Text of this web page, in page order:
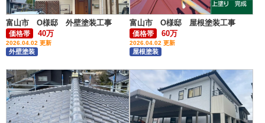
富山市 O様邸 外壁塗装工事
価格帯 40万
2026.04.02 更新
外壁塗装
富山市 O様邸 屋根塗装工事
価格帯 60万
2026.04.02 更新
屋根塗装